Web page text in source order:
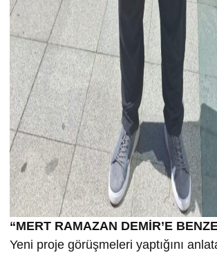
“MERT RAMAZAN DEMİR’E
Yeni proje görüşmeleri yaptığını